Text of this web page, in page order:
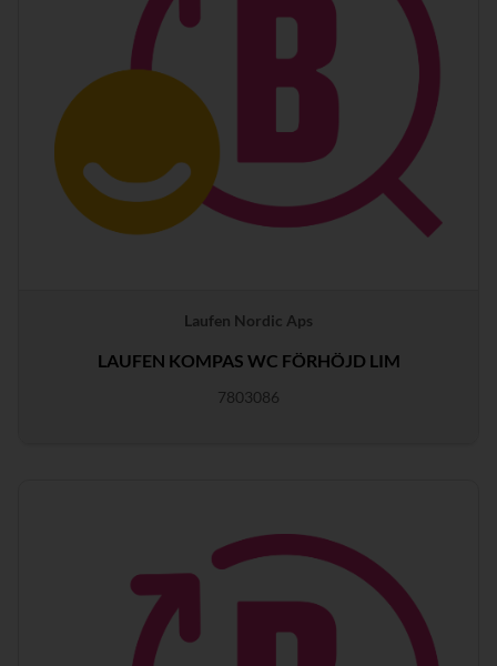
Laufen Nordic Aps
LAUFEN KOMPAS WC FÖRHÖJD LIM
7803086